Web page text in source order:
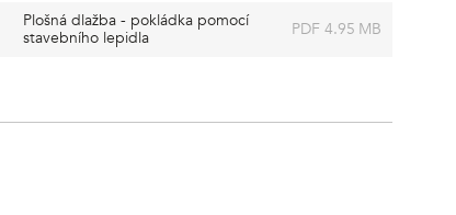
Plošná dlažba - pokládka pomocí
stavebního lepidla
PDF 4.95 MB